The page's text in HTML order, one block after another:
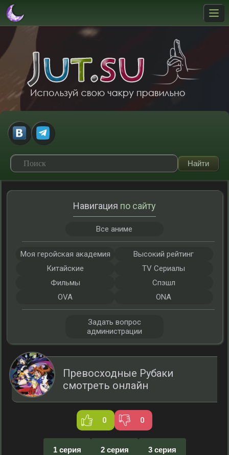
Превосходные Рубаки
смотреть онлайн
0 0
1 серия 2 серия 3 серия
Навигация по сайту
Все аниме
Моя геройская академия
Высокий рейтинг
Китайские
TV Сериалы
Фильмы
Спэшл
OVA
ONA
Задать вопрос
администрации